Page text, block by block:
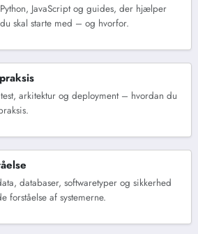
JavaScript og guides, der hjælper
skal starte med – og hvorfor.
arkitektur og deployment – hvordan du
databaser, softwaretyper og sikkerhed
af systemerne.